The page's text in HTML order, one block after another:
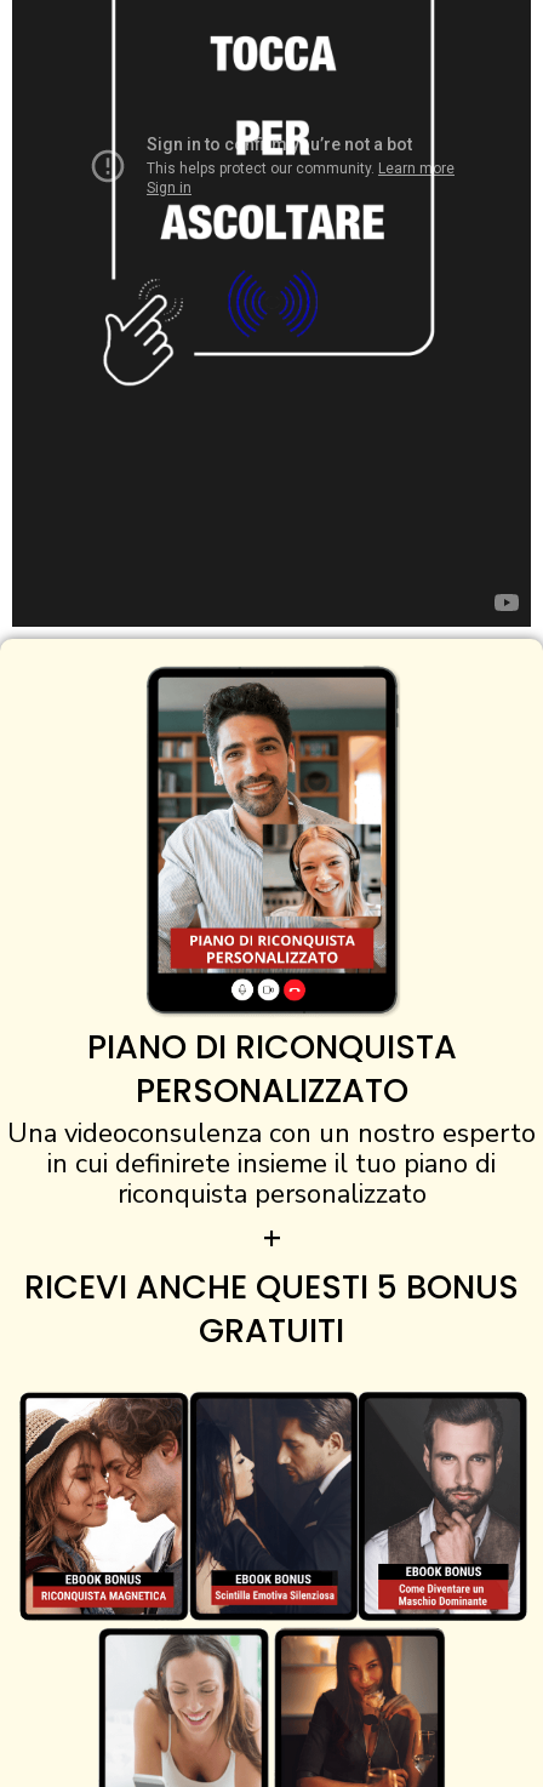
PIANO DI RICONQUISTA
PERSONALIZZATO
Una videoconsulenza con un nostro esperto
in cui definirete insieme il tuo piano di
riconquista personalizzato
+
RICEVI ANCHE QUESTI 5 BONUS
GRATUITI